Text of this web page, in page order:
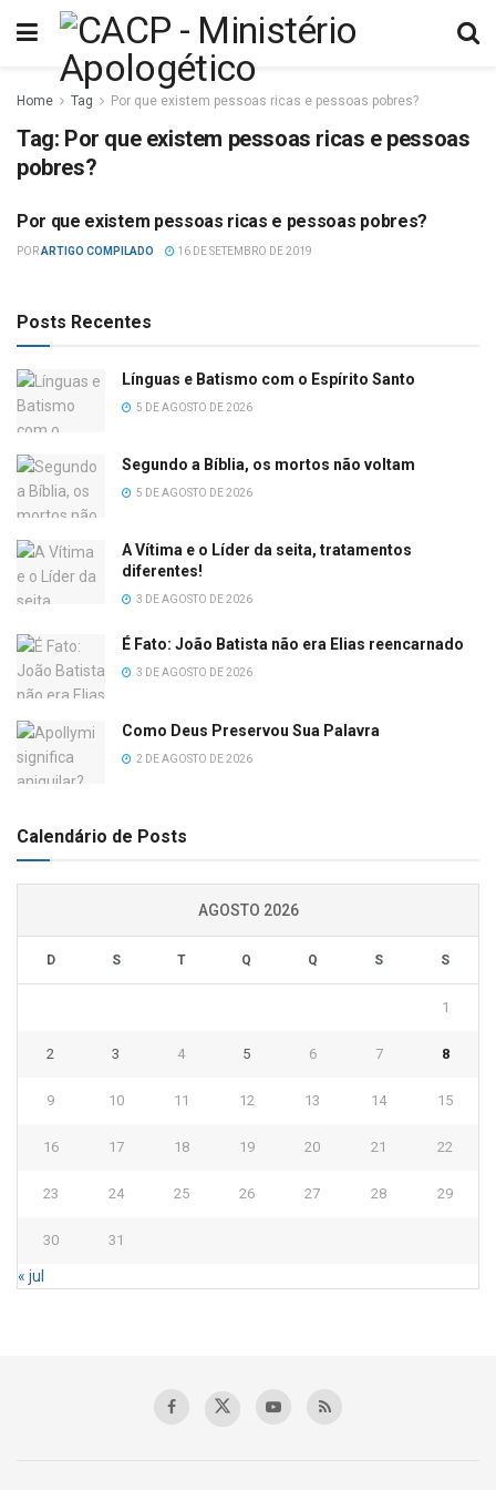
Home Tag Por que existem pessoas ricas e pessoas pobres?
Tag: Por que existem pessoas ricas e pessoas
pobres?
DIFICULDADES BÍBLICAS
Por que existem pessoas ricas e pessoas pobres?
PORARTIGO COMPILADO 16 DE SETEMBRO DE 2019
Posts Recentes
Línguas e Batismo com o Espírito Santo
5 DE AGOSTO DE 2026
Segundo a Bíblia, os mortos não voltam
5 DE AGOSTO DE 2026
A Vítima e o Líder da seita, tratamentos
diferentes!
3 DE AGOSTO DE 2026
É Fato: João Batista não era Elias reencarnado
3 DE AGOSTO DE 2026
Como Deus Preservou Sua Palavra
2 DE AGOSTO DE 2026
Calendário de Posts
AGOSTO 2026
D S T Q Q S S
1
2 3 4 5 6 7 8
9 10 11 12 13 14 15
16 17 18 19 20 21 22
23 24 25 26 27 28 29
30 31
« jul